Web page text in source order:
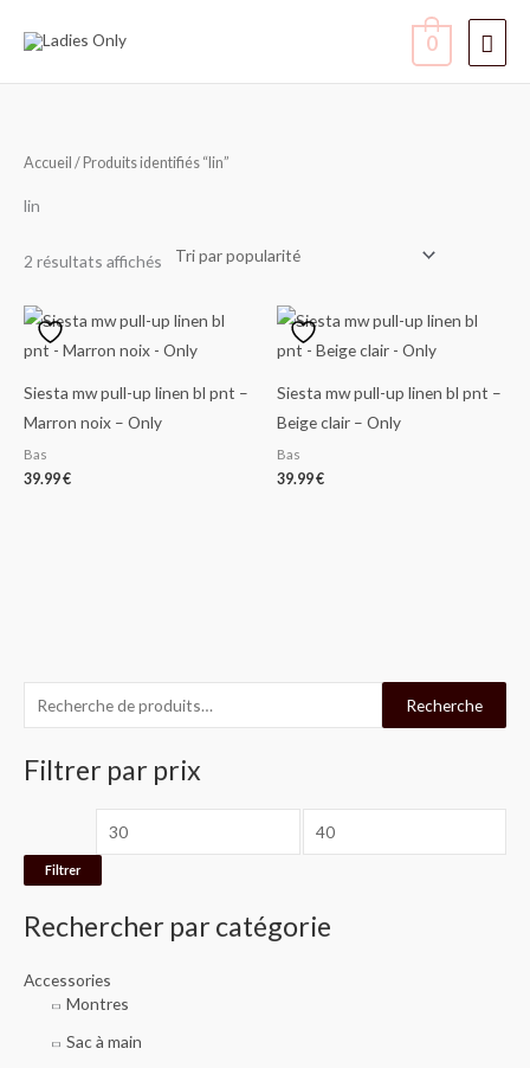
0
e
c
r
c
h
p
Recherche
Filtrer par prix
P
r
i
r
Filtrer
Rechercher par catégorie
Accessories
Montres
Sac à main
Accueil / Produits identifiés “lin”
lin
2 résultats affichés
Trié
par
Siesta mw pull-up linen bl pnt –
Marron noix – Only
Bas
39.99€
Siesta mw pull-up linen bl pnt –
Beige clair – Only
Bas
39.99€